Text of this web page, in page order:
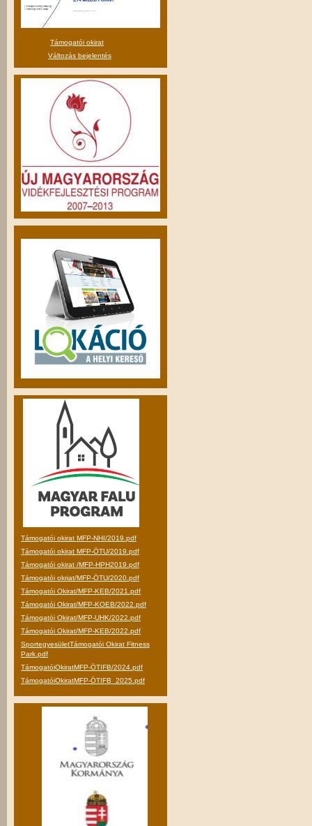
Támogatói okirat
Változás bejelentés
Támogatói okirat MFP-NHI/2019.pdf
Támogatói okirat MFP-ÖTU/2019.pdf
Támogatói okirat /MFP-HPH2019.pdf
Támogatói okriat/MFP-ÖTU/2020.pdf
Támogatói Okirat/MFP-KEB/2021.pdf
Támogatói Okirat/MFP-KOEB/2022.pdf
Támogatói Okirat/MFP-UHK/2022.pdf
Támogatói Okirat/MFP-KEB/2022.pdf
SportegyesületTámogatói Okirat Fitness
Park.pdf
TámogatóiOkiratMFP-ÖTIFB/2024.pdf
TámogatóiOkiratMFP-ÖTIFB_2025.pdf